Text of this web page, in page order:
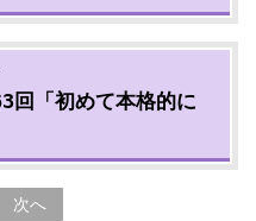
回「初めて本格的に
次へ